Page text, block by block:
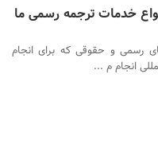
خدمات ترجمه رسمی ما
رسمی و حقوقی که برای انجام
انجام م ...